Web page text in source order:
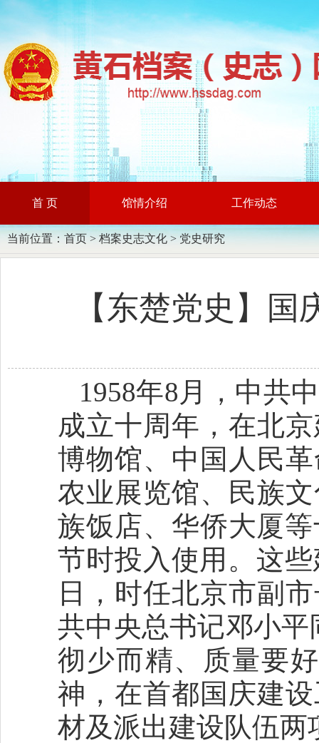
首 页 馆情介绍 工作动态
当前位置： 首页 > 档案史志文化 > 党史研究
【东楚党史】
1958年8月，中共
成立十周年，在北
博物馆、中国人民
农业展览馆、民族
族饭店、华侨大厦
节时投入使用。这
日，时任北京市副
共中央总书记邓小
彻少而精、质量要
神，在首都国庆建
材及派出建设队伍两